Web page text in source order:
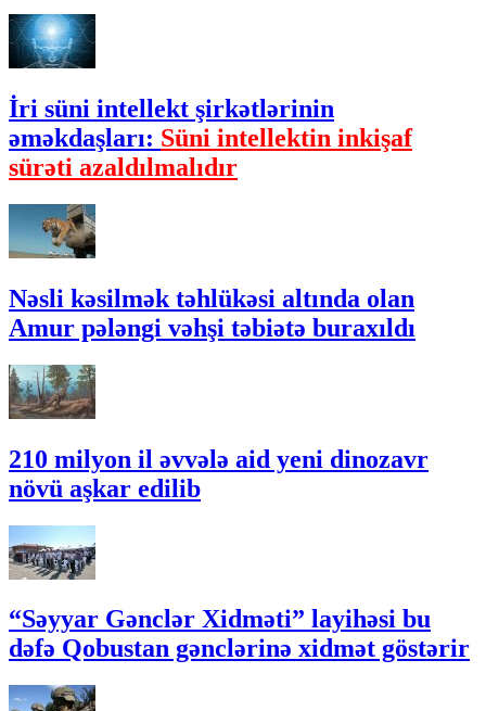
İri süni intellekt şirkətlərinin
əməkdaşları: Süni intellektin inkişaf
sürəti azaldılmalıdır
Nəsli kəsilmək təhlükəsi altında olan
Amur pələngi vəhşi təbiətə buraxıldı
210 milyon il əvvələ aid yeni dinozavr
növü aşkar edilib
“Səyyar Gənclər Xidməti” layihəsi bu
dəfə Qobustan gənclərinə xidmət göstərir